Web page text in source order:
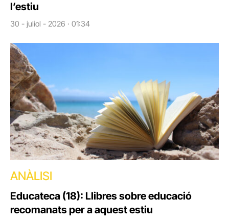
l’estiu
30 - juliol - 2026 · 01:34
ANÀLISI
Educateca (18): Llibres sobre educació
recomanats per a aquest estiu